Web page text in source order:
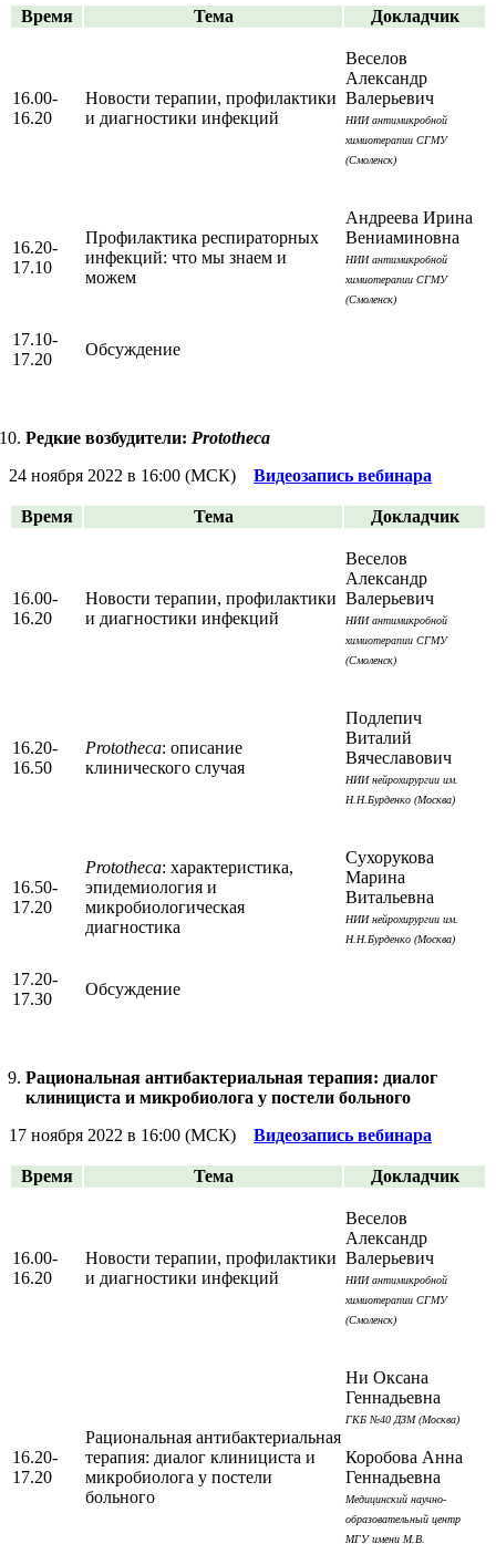
Время Тема Докладчик
16.00-
16.20
Новости терапии, профилактики
и диагностики инфекций
Веселов
Александр
Валерьевич
НИИ антимикробной
химиотерапии СГМУ
(Смоленск)
16.20-
17.10
Профилактика респираторных
инфекций: что мы знаем и
можем
Андреева Ирина
Вениаминовна
НИИ антимикробной
химиотерапии СГМУ
(Смоленск)
17.10-
17.20
Обсуждение
Редкие возбудители: Prototheca
24 ноября 2022 в 16:00 (МСК) Видеозапись вебинара
Время Тема Докладчик
16.00-
16.20
Новости терапии, профилактики
и диагностики инфекций
Веселов
Александр
Валерьевич
НИИ антимикробной
химиотерапии СГМУ
(Смоленск)
16.20-
16.50
Prototheca: описание
клинического случая
Подлепич
Виталий
Вячеславович
НИИ нейрохирургии им.
Н.Н.Бурденко (Москва)
16.50-
17.20
Prototheca: характеристика,
эпидемиология и
микробиологическая
диагностика
Сухорукова
Марина
Витальевна
НИИ нейрохирургии им.
Н.Н.Бурденко (Москва)
17.20-
17.30
Обсуждение
Рациональная антибактериальная терапия: диалог
клинициста и микробиолога у постели больного
17 ноября 2022 в 16:00 (МСК) Видеозапись вебинара
Время Тема Докладчик
16.00-
16.20
Новости терапии, профилактики
и диагностики инфекций
Веселов
Александр
Валерьевич
НИИ антимикробной
химиотерапии СГМУ
(Смоленск)
16.20-
17.20
Рациональная антибактериальная
терапия: диалог клинициста и
микробиолога у постели
больного
Ни Оксана
Геннадьевна
ГКБ №40 ДЗМ (Москва)
Коробова Анна
Геннадьевна
Медицинский научно-
образовательный центр
МГУ имени М.В.